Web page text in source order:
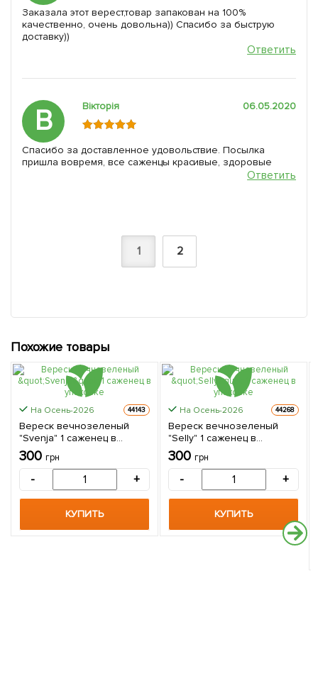
Заказала этот верест,товар запакован на 100%
качественно, очень довольна)) Спасибо за быструю
доставку))
Ответить
В Вікторія 06.05.2020
Спасибо за доставленное удовольствие. Посылка
пришла вовремя, все саженцы красивые, здоровые
Ответить
1 2
Похожие товары
На Осень-2026 44143
Вереск вечнозеленый
"Svenja" 1 саженец в
упаковке
300 грн
- +
КУПИТЬ
На Осень-2026 44268
Вереск вечнозеленый
"Selly" 1 саженец в
упаковке
300 грн
- +
КУПИТЬ